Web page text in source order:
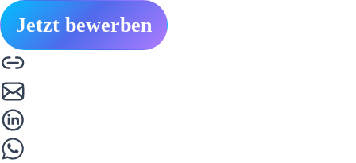
Jetzt bewerben